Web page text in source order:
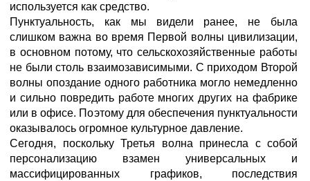
используется как средство.
Пунктуальность, как мы видели ранее, не была
слишком важна во время Первой волны цивилизации,
в основном потому, что сельскохозяйственные работы
не были столь взаимозависимыми. С приходом Второй
волны опоздание одного работника могло немедленно
и сильно повредить работе многих других на фабрике
или в офисе. Поэтому для обеспечения пунктуальности
оказывалось огромное культурное давление.
Сегодня, поскольку Третья волна принесла с собой
персонализацию взамен универсальных и
массифицированных графиков, последствия